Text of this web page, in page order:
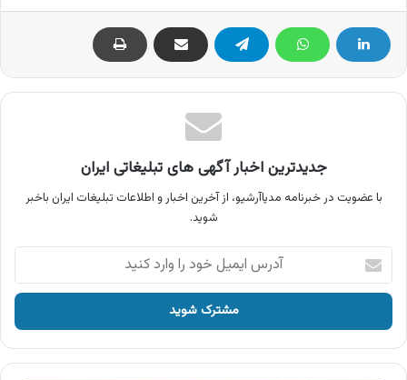
جدیدترین اخبار آگهی های تبلیغاتی ایران
با عضویت در خبرنامه مدیاآرشیو، از آخرین اخبار و اطلاعات تبلیغات ایران باخبر
شوید.
آدرس
ایمیل
خود
وارد
کنید